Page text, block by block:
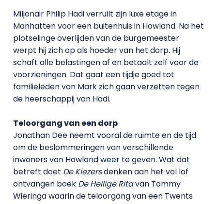
Miljonair Philip Hadi verruilt zijn luxe etage in
Manhatten voor een buitenhuis in Howland. Na het
plotselinge overlijden van de burgemeester
werpt hij zich op als hoeder van het dorp. Hij
schaft alle belastingen af en betaalt zelf voor de
voorzieningen. Dat gaat een tijdje goed tot
familieleden van Mark zich gaan verzetten tegen
de heerschappij van Hadi.
Teloorgang van een dorp
Jonathan Dee neemt vooral de ruimte en de tijd
om de beslommeringen van verschillende
inwoners van Howland weer te geven. Wat dat
betreft doet De Kiezersdenken aan het vol lof
ontvangen boek De Heilige Ritavan Tommy
Wieringa waarin de teloorgang van een Twents